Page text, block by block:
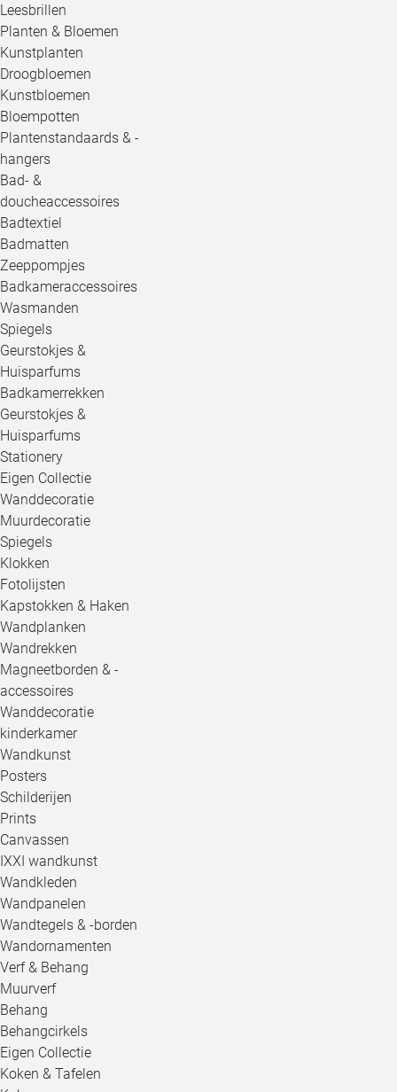
Leesbrillen
Planten & Bloemen
Kunstplanten
Droogbloemen
Kunstbloemen
Bloempotten
Plantenstandaards & -
hangers
Bad- &
doucheaccessoires
Badtextiel
Badmatten
Zeeppompjes
Badkameraccessoires
Wasmanden
Spiegels
Geurstokjes &
Huisparfums
Badkamerrekken
Geurstokjes &
Huisparfums
Stationery
Eigen Collectie
Wanddecoratie
Muurdecoratie
Spiegels
Klokken
Fotolijsten
Kapstokken & Haken
Wandplanken
Wandrekken
Magneetborden & -
accessoires
Wanddecoratie
kinderkamer
Wandkunst
Posters
Schilderijen
Prints
Canvassen
IXXI wandkunst
Wandkleden
Wandpanelen
Wandtegels & -borden
Wandornamenten
Verf & Behang
Muurverf
Behang
Behangcirkels
Eigen Collectie
Koken & Tafelen